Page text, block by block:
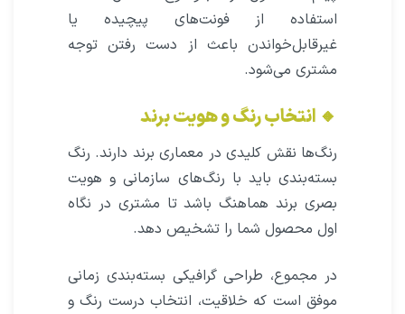
استفاده از فونت‌های پیچیده یا
غیرقابل‌خواندن باعث از دست رفتن توجه
مشتری می‌شود.
🔸 انتخاب رنگ و هویت برند
رنگ‌ها نقش کلیدی در معماری برند دارند. رنگ
بسته‌بندی باید با رنگ‌های سازمانی و هویت
بصری برند هماهنگ باشد تا مشتری در نگاه
اول محصول شما را تشخیص دهد.
در مجموع، طراحی گرافیکی بسته‌بندی زمانی
موفق است که خلاقیت، انتخاب درست رنگ و